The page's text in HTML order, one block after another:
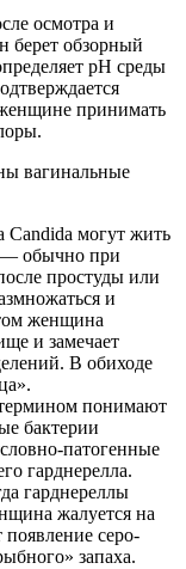
осмотра и
берет обзорный
pH среды
принимать
вагинальные
Candida могут жить
обычно при
простуды или
и
женщина
и замечает
В обиходе
понимают
бактерии
патогенные
гарднерелла.
гарднереллы
жалуется на
появление серо-
запаха.